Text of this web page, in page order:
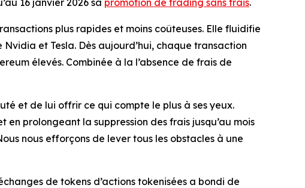
plus rapides et moins coûteuses. Elle fluidifie
et Tesla. Dès aujourd’hui, chaque transaction
élevés. Combinée à la l’absence de frais de
et de lui offrir ce qui compte le plus à ses yeux.
prolongeant la suppression des frais jusqu’au mois
nous efforçons de lever tous les obstacles à une
de tokens d’actions tokenisées a bondi de